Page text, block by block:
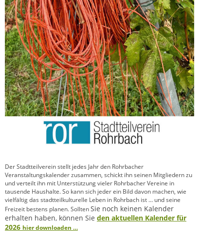
Der Stadtteilverein stellt jedes Jahr den Rohrbacher
Veranstaltungskalender zusammen, schickt ihn seinen Mitgliedern zu
und verteilt ihn mit Unterstützung vieler Rohrbacher Vereine in
tausende Haushalte. So kann sich jeder ein Bild davon machen, wie
vielfältig das stadtteilkulturelle Leben in Rohrbach ist … und seine
Freizeit bestens planen. SolltenSie noch keinen Kalender
erhalten haben, können Sie den aktuellen Kalender für
2026 hier downloaden …